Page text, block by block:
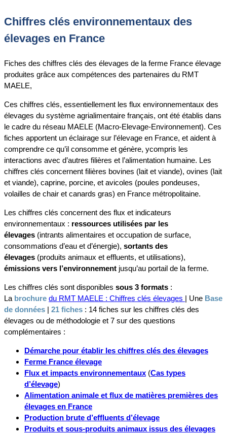
Chiffres clés environnementaux des
élevages en France
Fiches des chiffres clés des élevages de la ferme France élevage
produites grâce aux compétences des partenaires du RMT
MAELE,
Ces chiffres clés, essentiellement les flux environnementaux des
élevages du système agrialimentaire français, ont été établis dans
le cadre du réseau MAELE (Macro-Elevage-Environnement). Ces
fiches apportent un éclairage sur l’élevage en France, et aident à
comprendre ce qu’il consomme et génère, ycompris les
interactions avec d’autres filières et l’alimentation humaine. Les
chiffres clés concernent filières bovines (lait et viande), ovines (lait
et viande), caprine, porcine, et avicoles (poules pondeuses,
volailles de chair et canards gras) en France métropolitaine.
Les chiffres clés concernent des flux et indicateurs
environnementaux : ressources utilisées par les
élevages (intrants alimentaires et occupation de surface,
consommations d’eau et d’énergie), sortants des
élevages (produits animaux et effluents, et utilisations),
émissions vers l’environnement jusqu’au portail de la ferme.
Les chiffres clés sont disponibles sous 3 formats :
La brochure du RMT MAELE : Chiffres clés élevages | Une Base
de données | 21 fiches : 14 fiches sur les chiffres clés des
élevages ou de méthodologie et 7 sur des questions
complémentaires :
Démarche pour établir les chiffres clés des élevages
Ferme France élevage
Flux et impacts environnementaux (Cas types
d’élevage)
Alimentation animale et flux de matières premières des
élevages en France
Production brute d’effluents d’élevage
Produits et sous-produits animaux issus des élevages